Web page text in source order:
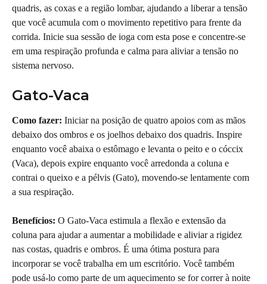
quadris, as coxas e a região lombar, ajudando a liberar a tensão
que você acumula com o movimento repetitivo para frente da
corrida. Inicie sua sessão de ioga com esta pose e concentre-se
em uma respiração profunda e calma para aliviar a tensão no
sistema nervoso.
Gato-Vaca
Como fazer: Iniciar na posição de quatro apoios com as mãos
debaixo dos ombros e os joelhos debaixo dos quadris. Inspire
enquanto você abaixa o estômago e levanta o peito e o cóccix
(Vaca), depois expire enquanto você arredonda a coluna e
contrai o queixo e a pélvis (Gato), movendo-se lentamente com
a sua respiração.
Benefícios: O Gato-Vaca estimula a flexão e extensão da
coluna para ajudar a aumentar a mobilidade e aliviar a rigidez
nas costas, quadris e ombros. É uma ótima postura para
incorporar se você trabalha em um escritório. Você também
pode usá-lo como parte de um aquecimento se for correr à noite